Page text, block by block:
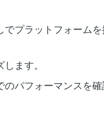
でプラットフォームを
ます。
のパフォーマンスを